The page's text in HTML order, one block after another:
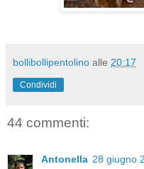
bollibollipentolino alle 20:17
Condividi
44 commenti:
Antonella 28 giugno